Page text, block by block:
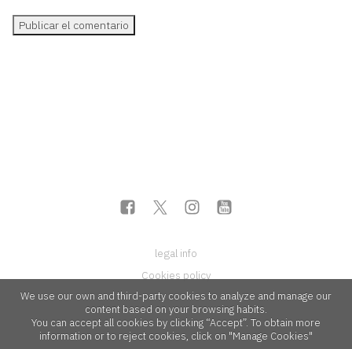
legal info
Cookies policy
We use our own and third-party cookies to analyze and manage our
content based on your browsing habits.
You can accept all cookies by clicking “Accept”. To obtain more
information or to reject cookies, click on "Manage Cookies"